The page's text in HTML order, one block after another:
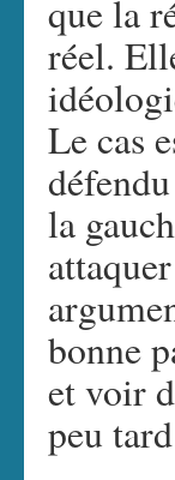
que la
réel.
Le cas
la
bonne
et voir
peu